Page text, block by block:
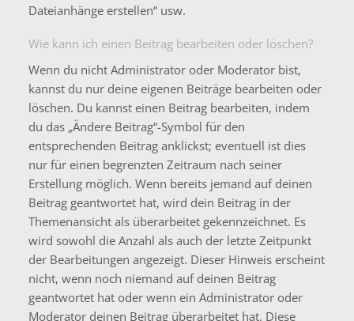
Dateianhänge erstellen“ usw.
Wie kann ich einen Beitrag bearbeiten oder löschen?
Wenn du nicht Administrator oder Moderator bist,
kannst du nur deine eigenen Beiträge bearbeiten oder
löschen. Du kannst einen Beitrag bearbeiten, indem
du das „Ändere Beitrag“-Symbol für den
entsprechenden Beitrag anklickst; eventuell ist dies
nur für einen begrenzten Zeitraum nach seiner
Erstellung möglich. Wenn bereits jemand auf deinen
Beitrag geantwortet hat, wird dein Beitrag in der
Themenansicht als überarbeitet gekennzeichnet. Es
wird sowohl die Anzahl als auch der letzte Zeitpunkt
der Bearbeitungen angezeigt. Dieser Hinweis erscheint
nicht, wenn noch niemand auf deinen Beitrag
geantwortet hat oder wenn ein Administrator oder
Moderator deinen Beitrag überarbeitet hat. Diese